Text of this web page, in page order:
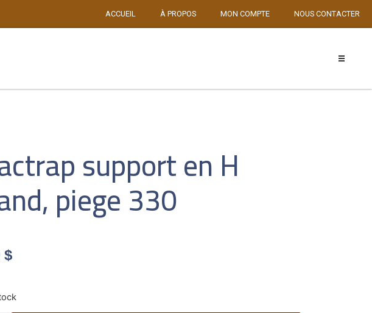
ACCUEIL À PROPOS MON COMPTE NOUS CONTACTER
support en H
piege 330
$